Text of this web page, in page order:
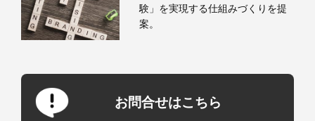
験」を実現する仕組みづくりを提
案。
お問合せはこちら